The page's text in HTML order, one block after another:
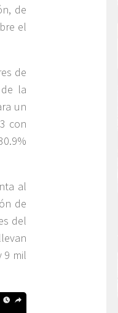
de
el
de
la
un
con
al
de
del
9 mil